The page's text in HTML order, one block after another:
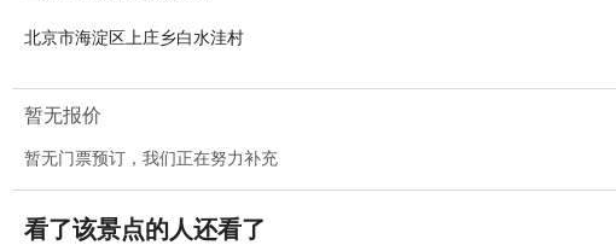
北京市海淀区上庄乡白水洼村
暂无报价
暂无门票预订，我们正在努力补充
看了该景点的人还看了